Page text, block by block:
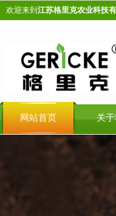
欢迎来到 江苏格里克农业科技
网站首页 关